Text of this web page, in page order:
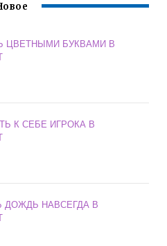
ЦВЕТНЫМИ БУКВАМИ В
К СЕБЕ ИГРОКА В
ДОЖДЬ НАВСЕГДА В